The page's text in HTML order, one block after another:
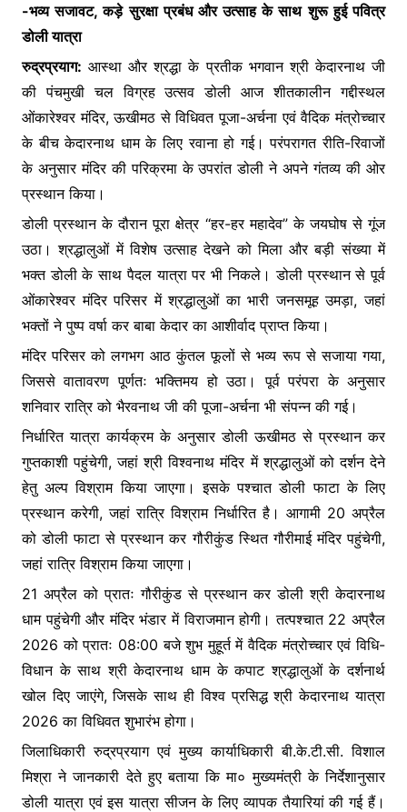
o
o
k
p
p
n
er
-भव्य सजावट, कड़े सुरक्षा प्रबंध और उत्साह के साथ शुरू हुई पवित्र
डोली यात्रा
रुद्रप्रयाग: आस्था और श्रद्धा के प्रतीक भगवान श्री केदारनाथ जी
की पंचमुखी चल विग्रह उत्सव डोली आज शीतकालीन गद्दीस्थल
ओंकारेश्वर मंदिर, ऊखीमठ से विधिवत पूजा-अर्चना एवं वैदिक मंत्रोच्चार
के बीच केदारनाथ धाम के लिए रवाना हो गई। परंपरागत रीति-रिवाजों
के अनुसार मंदिर की परिक्रमा के उपरांत डोली ने अपने गंतव्य की ओर
प्रस्थान किया।
डोली प्रस्थान के दौरान पूरा क्षेत्र “हर-हर महादेव” के जयघोष से गूंज
उठा। श्रद्धालुओं में विशेष उत्साह देखने को मिला और बड़ी संख्या में
भक्त डोली के साथ पैदल यात्रा पर भी निकले। डोली प्रस्थान से पूर्व
ओंकारेश्वर मंदिर परिसर में श्रद्धालुओं का भारी जनसमूह उमड़ा, जहां
भक्तों ने पुष्प वर्षा कर बाबा केदार का आशीर्वाद प्राप्त किया।
मंदिर परिसर को लगभग आठ कुंतल फूलों से भव्य रूप से सजाया गया,
जिससे वातावरण पूर्णतः भक्तिमय हो उठा। पूर्व परंपरा के अनुसार
शनिवार रात्रि को भैरवनाथ जी की पूजा-अर्चना भी संपन्न की गई।
निर्धारित यात्रा कार्यक्रम के अनुसार डोली ऊखीमठ से प्रस्थान कर
गुप्तकाशी पहुंचेगी, जहां श्री विश्वनाथ मंदिर में श्रद्धालुओं को दर्शन देने
हेतु अल्प विश्राम किया जाएगा। इसके पश्चात डोली फाटा के लिए
प्रस्थान करेगी, जहां रात्रि विश्राम निर्धारित है। आगामी 20 अप्रैल
को डोली फाटा से प्रस्थान कर गौरीकुंड स्थित गौरीमाई मंदिर पहुंचेगी,
जहां रात्रि विश्राम किया जाएगा।
21 अप्रैल को प्रातः गौरीकुंड से प्रस्थान कर डोली श्री केदारनाथ
धाम पहुंचेगी और मंदिर भंडार में विराजमान होगी। तत्पश्चात 22 अप्रैल
2026 को प्रातः 08:00 बजे शुभ मुहूर्त में वैदिक मंत्रोच्चार एवं विधि-
विधान के साथ श्री केदारनाथ धाम के कपाट श्रद्धालुओं के दर्शनार्थ
खोल दिए जाएंगे, जिसके साथ ही विश्व प्रसिद्ध श्री केदारनाथ यात्रा
2026 का विधिवत शुभारंभ होगा।
जिलाधिकारी रुद्रप्रयाग एवं मुख्य कार्याधिकारी बी.के.टी.सी. विशाल
मिश्रा ने जानकारी देते हुए बताया कि मा० मुख्यमंत्री के निर्देशानुसार
डोली यात्रा एवं इस यात्रा सीजन के लिए व्यापक तैयारियां की गई हैं।